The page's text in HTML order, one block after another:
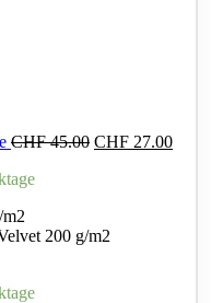
CHF45.00 CHF 27.00
200 g/m2